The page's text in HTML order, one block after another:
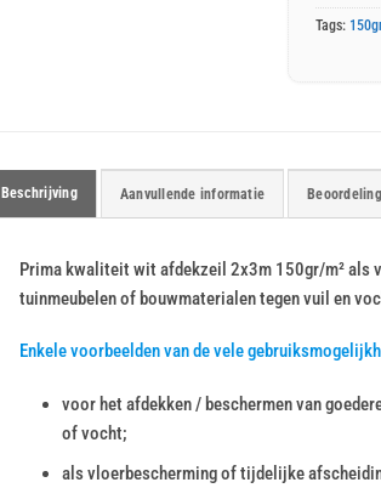
Tags:
Beschrijving Aanvullende informatie
Prima kwaliteit wit afdekzeil 2x3m 150gr/m² als
tuinmeubelen of bouwmaterialen tegen vuil en
Enkele voorbeelden van de vele
voor het afdekken / beschermen van
of vocht;
als vloerbescherming of tijdelijke